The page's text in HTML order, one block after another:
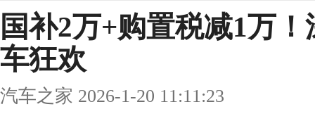
国补2万+购置税减1万
车狂欢
汽车之家 2026-1-20 11:11:23